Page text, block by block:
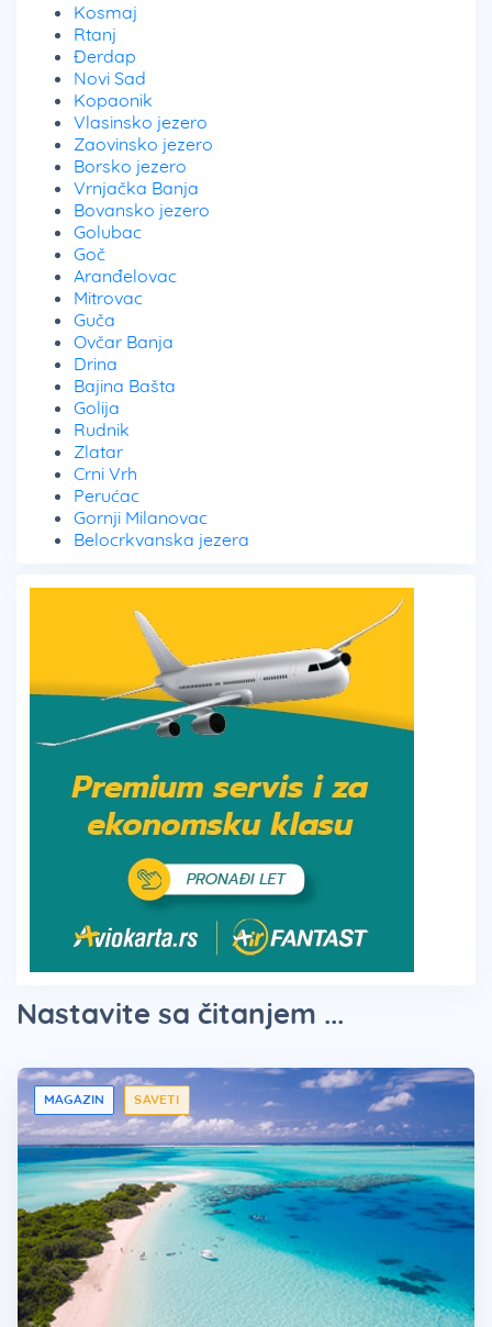
Kosmaj
Rtanj
Đerdap
Novi Sad
Kopaonik
Vlasinsko jezero
Zaovinsko jezero
Borsko jezero
Vrnjačka Banja
Bovansko jezero
Golubac
Goč
Aranđelovac
Mitrovac
Guča
Ovčar Banja
Drina
Bajina Bašta
Golija
Rudnik
Zlatar
Crni Vrh
Perućac
Gornji Milanovac
Belocrkvanska jezera
Nastavite sa čitanjem ...
MAGAZIN SAVETI